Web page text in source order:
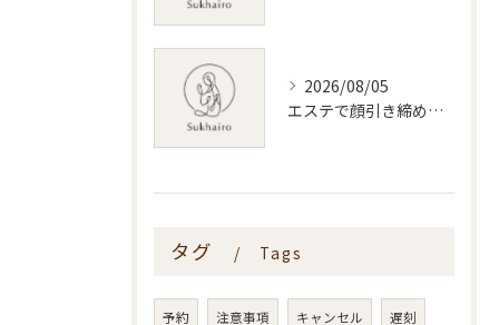
2026/08/05
エステで顔引き締めを叶える新潟県内おすすめ施術と選び方ガイド
タグ Tags
予約 注意事項 キャンセル 遅刻